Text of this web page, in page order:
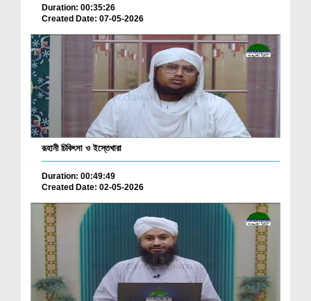
Duration: 00:35:26
Created Date: 07-05-2026
রূহানী চিকিৎসা ও ইস্তেখারা
Duration: 00:49:49
Created Date: 02-05-2026